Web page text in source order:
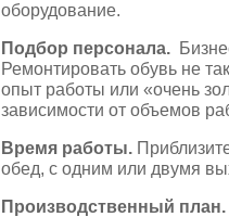
оборудование.
Подбор персонала.
Ремонтировать обувь не
опыт работы или «очень
зависимости от объемов
Время работы.
обед, с одним или двумя
Производственный план.